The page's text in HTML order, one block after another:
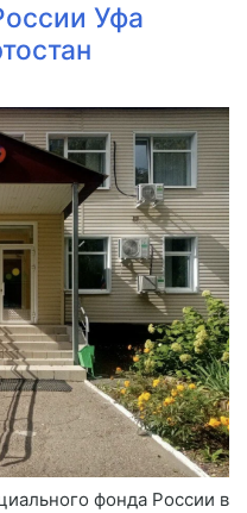
Уфа
фонда России в